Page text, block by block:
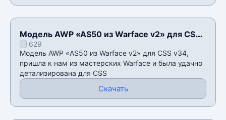
Модель AWP «AS50 из Warface v2» для CSS
v34629
Модель AWP «AS50 из Warface v2» для CSS v34,
пришла к нам из мастерских Warface и была удачно
детализирована для CSS
Скачать